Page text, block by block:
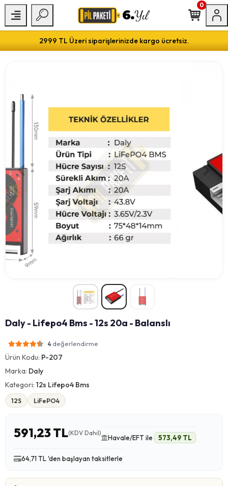
2999 TL Üzeri siparişlerinizde kargo ücretsiz.
0
Daly - Lifepo4 Bms - 12s 20a - Balanslı
4 değerlendirme
Ürün Kodu: P-207
Marka: Daly
Kategori: 12s Lifepo4 Bms
12S LiFePO4
591,23 TL(KDV Dahil)
Havale/EFT ile 573,49 TL
64,71 TL 'den başlayan taksitlerle